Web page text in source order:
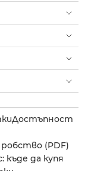
Достъпност
(PDF)
къде да купя